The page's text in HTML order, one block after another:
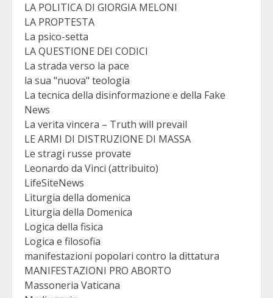
LA POLITICA DI GIORGIA MELONI
LA PROPTESTA
La psico-setta
LA QUESTIONE DEI CODICI
La strada verso la pace
la sua "nuova" teologia
La tecnica della disinformazione e della Fake
News
La verita vincera – Truth will prevail
LE ARMI DI DISTRUZIONE DI MASSA
Le stragi russe provate
Leonardo da Vinci (attribuito)
LifeSiteNews
Liturgia della domenica
Liturgia della Domenica
Logica della fisica
Logica e filosofia
manifestazioni popolari contro la dittatura
MANIFESTAZIONI PRO ABORTO
Massoneria Vaticana